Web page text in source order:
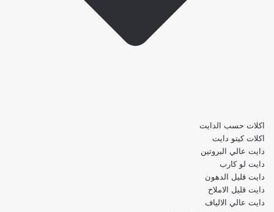
اكلات حسب الدايت
اكلات كيتو دايت
دايت عالي البروتين
دايت لو كارب
دايت قليل الدهون
دايت قليل الاملاح
دايت عالي الالياف